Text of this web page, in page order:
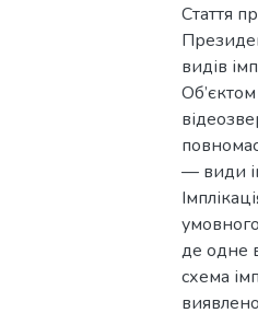
Стаття
видів
— види
де одне
схема